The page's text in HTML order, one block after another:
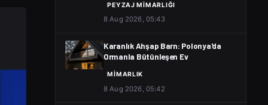
PEYZAJ MIMARLIĞI
8 Aug 2026, 05:43
Karanlık Ahşap Barn: Polonya'da
Ormanla Bütünleşen Ev
MIMARLIK
8 Aug 2026, 05:42